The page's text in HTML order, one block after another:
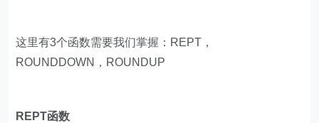
这里有3个函数需要我们掌握：REPT，
ROUNDDOWN，ROUNDUP
REPT函数